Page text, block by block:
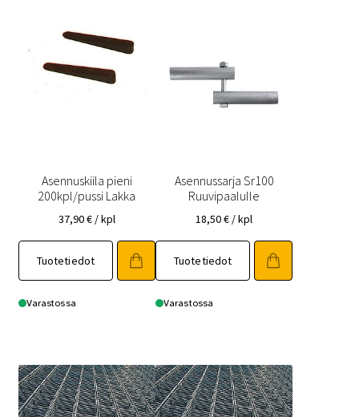
Asennuskiila pieni
200kpl/pussi Lakka
37,90€ / kpl
Tuotetiedot
Varastossa
Asennussarja Sr100
Ruuvipaalulle
18,50€ / kpl
Tuotetiedot
Varastossa